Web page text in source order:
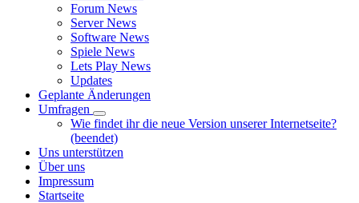
Neuigkeiten
Forum News
Server News
Software News
Spiele News
Lets Play News
Updates
Geplante Änderungen
Umfragen
Unternavigation
von
Umfragen
Wie findet ihr die neue Version unserer Internetseite?
(beendet)
Uns unterstützen
Über uns
Impressum
Startseite